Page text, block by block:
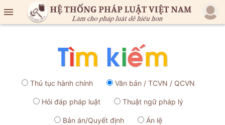

Thủ tục hành chính Văn bản / TCVN / QCVN
Hỏi đáp pháp luật Thuật ngữ pháp lý
Bản án/Quyết định Án lệ